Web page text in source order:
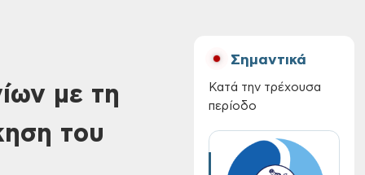
με τη
του
Σημαντικά
Κατά την τρέχουσα
περίοδο